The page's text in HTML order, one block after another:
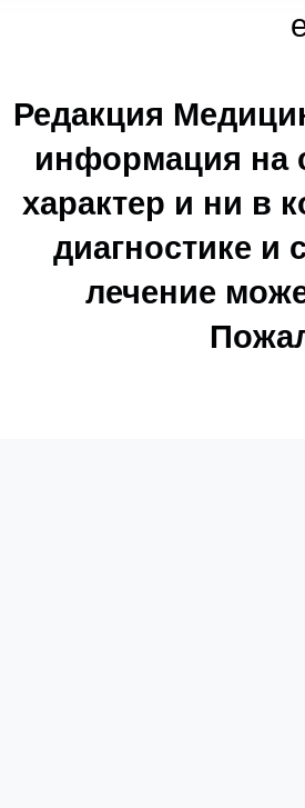
Редакция
информация на
характер и ни в
диагностике и
лечение